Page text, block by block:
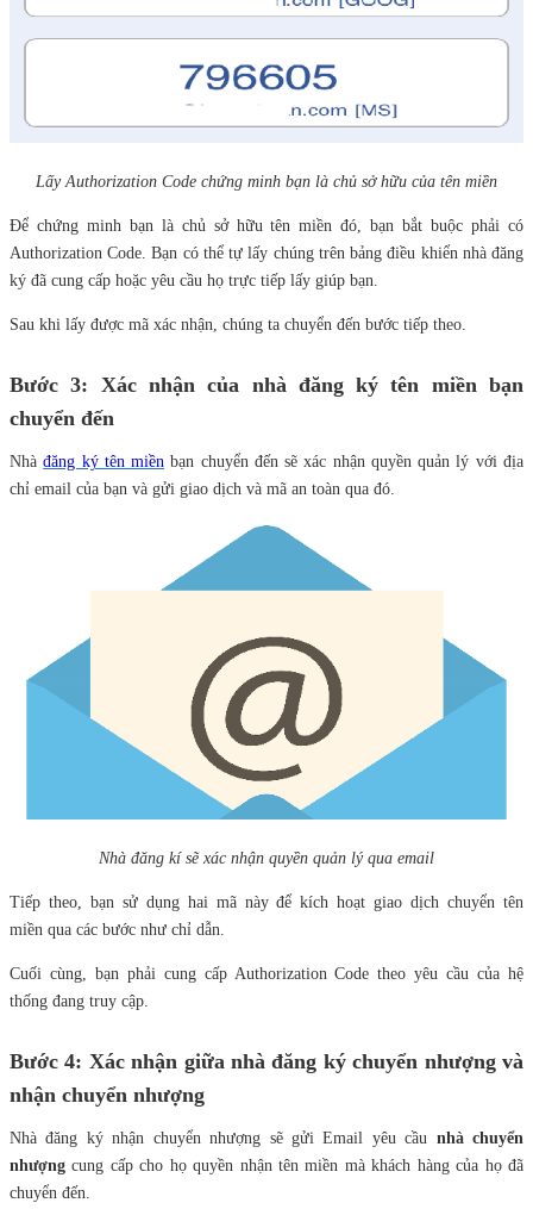
Lấy Authorization Code chứng minh bạn là chủ sở hữu của tên miền
Để chứng minh bạn là chủ sở hữu tên miền đó, bạn bắt buộc phải có
Authorization Code. Bạn có thể tự lấy chúng trên bảng điều khiển nhà đăng
ký đã cung cấp hoặc yêu cầu họ trực tiếp lấy giúp bạn.
Sau khi lấy được mã xác nhận, chúng ta chuyển đến bước tiếp theo.
Bước 3: Xác nhận của nhà đăng ký tên miền bạn
chuyển đến
Nhàđăng ký tên miền bạn chuyển đến sẽ xác nhận quyền quản lý với địa
chỉ email của bạn và gửi giao dịch và mã an toàn qua đó.
Nhà đăng kí sẽ xác nhận quyền quản lý qua email
Tiếp theo, bạn sử dụng hai mã này để kích hoạt giao dịch chuyển tên
miền qua các bước như chỉ dẫn.
Cuối cùng, bạn phải cung cấp Authorization Code theo yêu cầu của hệ
thống đang truy cập.
Bước 4: Xác nhận giữa nhà đăng ký chuyển nhượng và
nhận chuyển nhượng
Nhà đăng ký nhận chuyển nhượng sẽ gửi Email yêu cầu nhà chuyển
nhượng cung cấp cho họ quyền nhận tên miền mà khách hàng của họ đã
chuyển đến.